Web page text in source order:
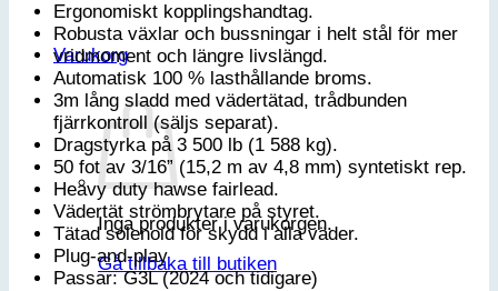
Varukorg
Inga produkter i varukorgen.
Gå tillbaka till butiken
Ergonomiskt kopplingshandtag.
Robusta växlar och bussningar i helt stål för mer
vridmoment och längre livslängd.
Automatisk 100 % lasthållande broms.
3m lång sladd med vädertätad, trådbunden
fjärrkontroll (säljs separat).
Dragstyrka på 3 500 lb (1 588 kg).
50 fot av 3/16” (15,2 m av 4,8 mm) syntetiskt rep.
Heavy duty hawse fairlead.
Vädertät strömbrytare på styret.
Tätad solenoid för skydd i alla väder.
Plug-and-play
Passar: G3L (2024 och tidigare)